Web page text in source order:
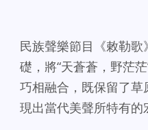
民族聲樂節目《敕勒
礎，將“天蒼蒼，野茫
巧相融合，既保留了
現出當代美聲所特有的